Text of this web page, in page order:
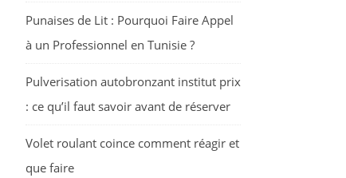
Punaises de Lit : Pourquoi Faire Appel
à un Professionnel en Tunisie ?
Pulverisation autobronzant institut prix
: ce qu’il faut savoir avant de réserver
Volet roulant coince comment réagir et
que faire